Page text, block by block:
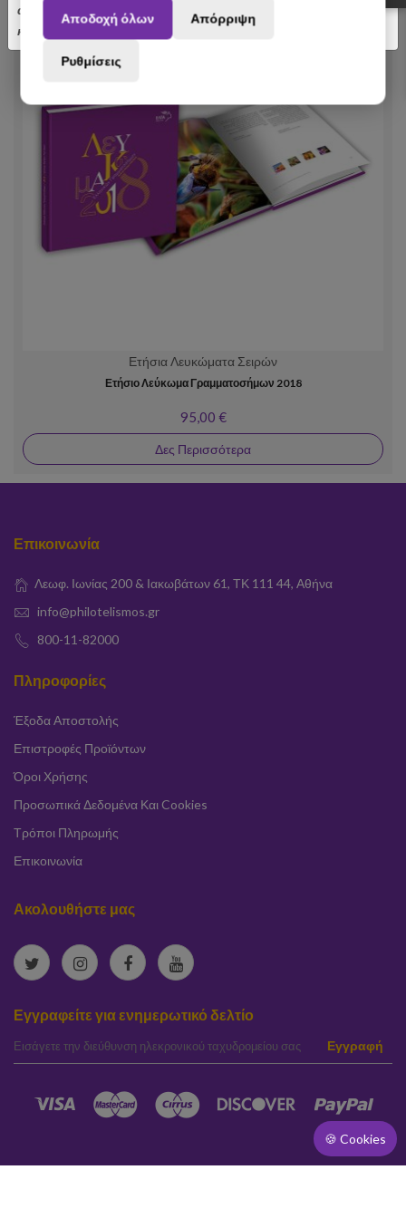
αποσταλούν με σχετική καθυστέρηση. Ευχαριστούμε για την
κατανόηση.
Ετήσια Λευκώματα Σειρών
Ετήσιο Λεύκωμα Γραμματοσήμων 2018
95,00 €
Δες Περισσότερα
Επικοινωνία
Λεωφ. Ιωνίας 200 & Ιακωβάτων 61, ΤΚ 111 44, Αθήνα
info@philotelismos.gr
800-11-82000
Πληροφορίες
Έξοδα Αποστολής
Επιστροφές Προϊόντων
Όροι Χρήσης
Προσωπικά Δεδομένα Και Cookies
Τρόποι Πληρωμής
Επικοινωνία
Ακολουθήστε μας
Εγγραφείτε για ενημερωτικό δελτίο
elta Εγγραφή
Αποδοχή όλων Απόρριψη
Ρυθμίσεις
🍪 Cookies